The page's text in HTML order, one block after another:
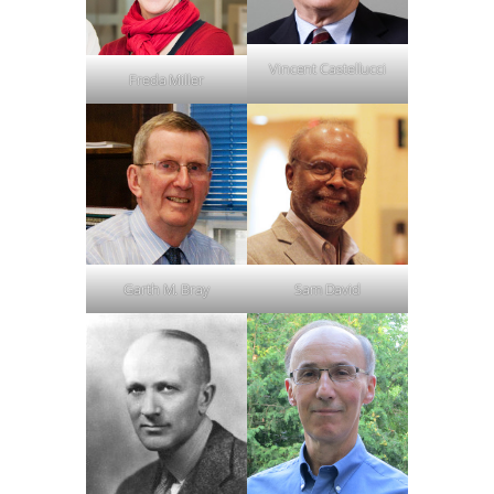
Freda Miller
Vincent Castellucci
Garth M. Bray Sam David